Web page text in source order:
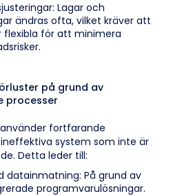
Lagar och
ändras ofta, vilket kräver att
flexibla för att minimera
på grund av
processer
fortfarande
system som inte är
Detta leder till:
datainmatning: På grund av
programvarulösningar.